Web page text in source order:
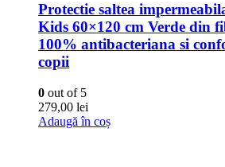
Protectie saltea
Kids 60×120 cm Verde din
100% antibacteriana si
copii
0 out of 5
279,00 lei
Adaugă în coș